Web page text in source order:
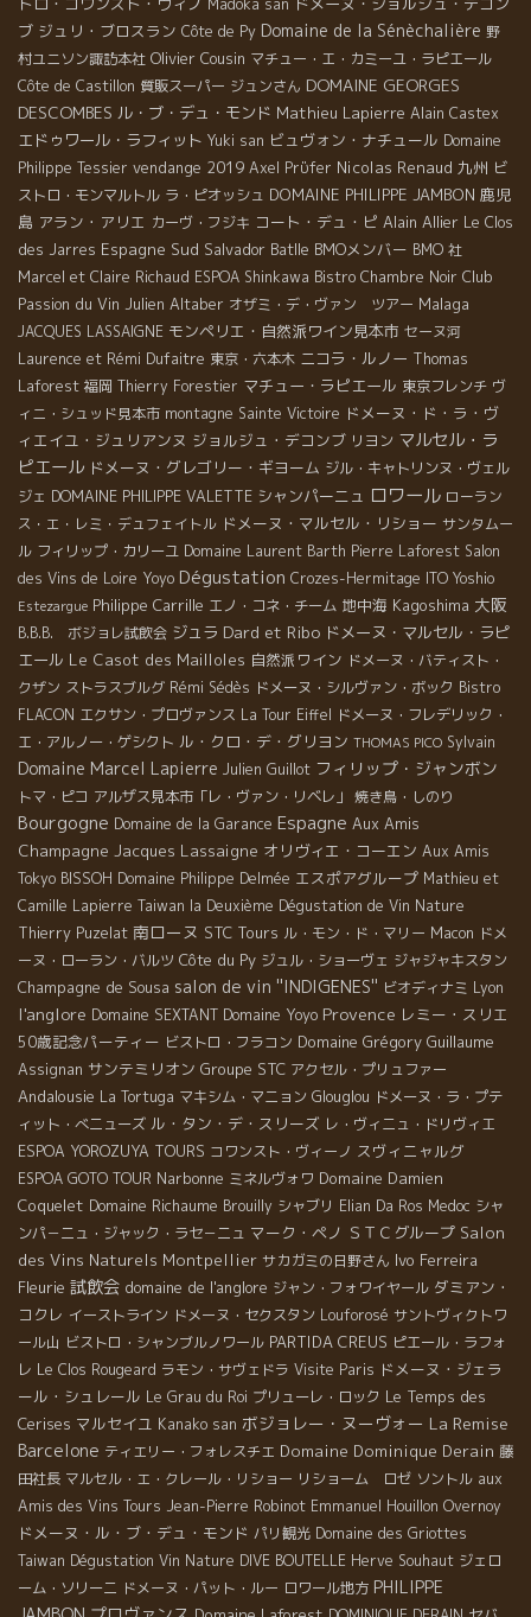
Madoka san
ブ ジュリ・ブロスラン Côte de Py Domaine de la Sénèchalière 野
村ユニソン諏訪本社 Olivier Cousin マチュー・エ・カミーユ・ラピエール
Côte de Castillon 質販スーパー ジュンさん DOMAINE GEORGES
DESCOMBES ル・ブ・デュ・モンド Mathieu Lapierre Alain Castex
エドゥワール・ラフィット Yuki san ビュヴォン・ナチュール Domaine
Philippe Tessier vendange 2019 Axel Prϋfer Nicolas Renaud 九州 ビ
ストロ・モンマルトル ラ・ピオッシュ DOMAINE PHILIPPE JAMBON 鹿児
島 アラン・アリエ カーヴ・フジキ コート・デュ・ピ Alain Allier Le Clos
des Jarres Espagne Sud Salvador Batlle BMOメンバー BMO 社
Marcel et Claire Richaud ESPOA Shinkawa Bistro Chambre Noir Club
Passion du Vin Julien Altaber オザミ・デ・ヴァン ツアー Malaga
JACQUES LASSAIGNE モンペリエ・自然派ワイン見本市 セーヌ河
Laurence et Rémi Dufaitre 東京・六本木 ニコラ・ルノー Thomas
Laforest 福岡 Thierry Forestier マチュー・ラピエール 東京フレンチ ヴ
ィニ・シュッド見本市 montagne Sainte Victoire ドメーヌ・ド・ラ・ヴ
ィエイユ・ジュリアンヌ ジョルジュ・デコンブ リヨン マルセル・ラ
ピエール ドメーヌ・グレゴリー・ギヨーム ジル・キャトリンヌ・ヴェル
ジェ DOMAINE PHILIPPE VALETTE シャンパーニュ ロワール ローラン
ス・エ・レミ・デュフェイトル ドメーヌ・マルセル・リショー サンタムー
ル フィリップ・カリーユ Domaine Laurent Barth Pierre Laforest Salon
des Vins de Loire Yoyo Dégustation Crozes-Hermitage ITO Yoshio
Estezargue Philippe Carrille エノ・コネ・チーム 地中海 Kagoshima 大阪
B.B.B. ボジョレ試飲会 ジュラ Dard et Ribo ドメーヌ・マルセル・ラピ
エール Le Casot des Mailloles 自然派ワイン ドメーヌ・バティスト・
クザン ストラスブルグ Rémi Sédès ドメーヌ・シルヴァン・ボック Bistro
FLACON エクサン・プロヴァンス La Tour Eiffel ドメーヌ・フレデリック・
エ・アルノー・ゲシクト ル・クロ・デ・グリヨン THOMAS PICO Sylvain
Domaine Marcel Lapierre Julien Guillot フィリップ・ジャンボン
トマ・ピコ アルザス見本市「レ・ヴァン・リベレ」 焼き鳥・しのり
Bourgogne Domaine de la Garance Espagne Aux Amis
Champagne Jacques Lassaigne オリヴィエ・コーエン Aux Amis
Tokyo BISSOH Domaine Philippe Delmée エスポアグループ Mathieu et
Camille Lapierre Taiwan la Deuxième Dégustation de Vin Nature
Thierry Puzelat 南ローヌ STC Tours ル・モン・ド・マリー Macon ドメ
ーヌ・ローラン・バルツ Côte du Py ジュル・ショーヴェ ジャジャキスタン
Champagne de Sousa salon de vin ''INDIGENES'' ビオディナミ Lyon
l'anglore Domaine SEXTANT Domaine Yoyo Provence レミー・スリエ
50歳記念パーティー ビストロ・フラコン Domaine Grégory Guillaume
Assignan サンテミリオン Groupe STC アクセル・プリュファー
Andalousie La Tortuga マキシム・マニョン Glouglou ドメーヌ・ラ・プテ
ィット・べニューズ ル・タン・デ・スリーズ レ・ヴィニュ・ドリヴィエ
ESPOA YOROZUYA TOURS コワンスト・ヴィーノ スヴィニャルグ
ESPOA GOTO TOUR Narbonne ミネルヴォワ Domaine Damien
Coquelet Domaine Richaume Brouilly シャブリ Elian Da Ros Medoc シャ
ンパ－ニュ・ジャック・ラセ－ニュ マーク・ペノ ＳＴＣグループ Salon
des Vins Naturels Montpellier サカガミの日野さん Ivo Ferreira
Fleurie 試飲会 domaine de l'anglore ジャン・フォワイヤール ダミアン・
コクレ イーストライン ドメーヌ・セクスタン Louforosé サントヴィクトワ
ール山 ビストロ・シャンブルノワール PARTIDA CREUS ピエール・ラフォ
レ Le Clos Rougeard ラモン・サヴェドラ Visite Paris ドメーヌ・ジェラ
ール・シュレール Le Grau du Roi プリューレ・ロック Le Temps des
Cerises マルセイユ Kanako san ボジョレー・ヌーヴォー La Remise
Barcelone ティエリー・フォレスチエ Domaine Dominique Derain 藤
田社長 マルセル・エ・クレール・リショー リショーム ロゼ ソントル aux
Amis des Vins Tours Jean-Pierre Robinot Emmanuel Houillon Overnoy
ドメーヌ・ル・ブ・デュ・モンド パリ観光 Domaine des Griottes
Taiwan Dégustation Vin Nature DIVE BOUTELLE Herve Souhaut ジェロ
ーム・ソリーニ ドメーヌ・パット・ルー ロワール地方 PHILIPPE